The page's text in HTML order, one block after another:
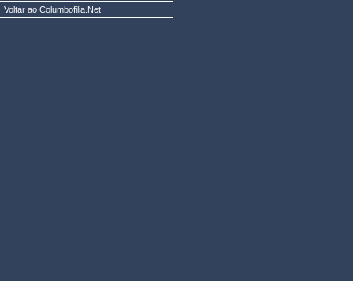
Voltar ao Columbofilia.Net